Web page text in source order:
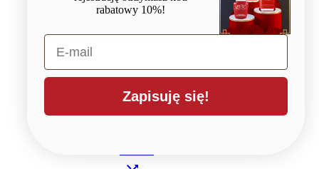
Dodaj
do
koszyka
rabatowy 10%!
E-mail
Zapisuję się!